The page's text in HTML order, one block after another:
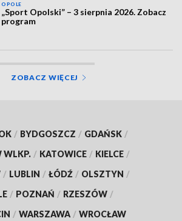
OPOLE
„Sport Opolski” – 3 sierpnia 2026. Zobacz
program
ZOBACZ WIĘCEJ
/ BYDGOSZCZ / GDAŃSK /
WLKP. / KATOWICE / KIELCE /
/ LUBLIN / ŁÓDŹ / OLSZTYN /
/ POZNAŃ / RZESZÓW /
/ WARSZAWA / WROCŁAW